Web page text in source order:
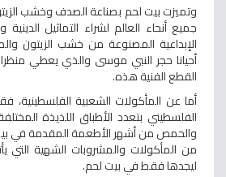
وتميزت بيت لحم بصناعة الصدف وخشب
جميع أنحاء العالم لشراء التماثيل الدينية
الإبداعية المصنوعة من خشب الزيتون
أحيانا حجر النبي موسى والذي يعطي
القطع الفنية هذه.
أما عن المأكولات الشعبية الفلسطينية،
الفلسطيني بتعدد الأطباق اللذيذة
والحمص من أشهر الأطعمة المقدمة في بيت
من المأكولات والمشروبات الشهية التي
ليجدها فقط في بيت لحم.